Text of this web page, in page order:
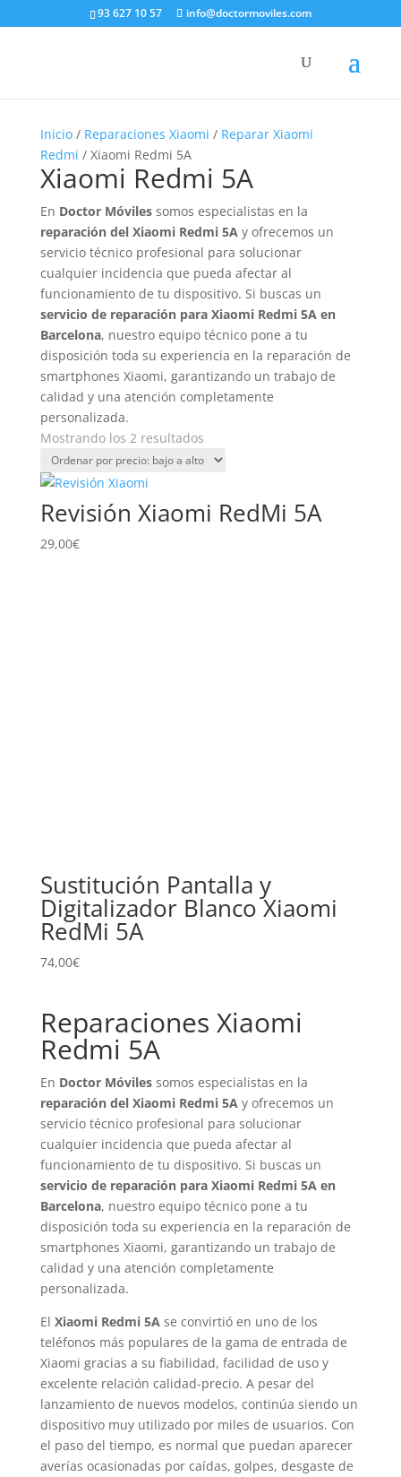
93 627 10 57 info@doctormoviles.com
Inicio/ Reparaciones Xiaomi / Reparar Xiaomi
Redmi / Xiaomi Redmi 5A
Xiaomi Redmi 5A
En Doctor Móvilessomos especialistas en la
reparación del Xiaomi Redmi 5Ay ofrecemos un
servicio técnico profesional para solucionar
cualquier incidencia que pueda afectar al
funcionamiento de tu dispositivo. Si buscas un
servicio de reparación para Xiaomi Redmi 5A en
Barcelona, nuestro equipo técnico pone a tu
disposición toda su experiencia en la reparación de
smartphones Xiaomi, garantizando un trabajo de
calidad y una atención completamente
personalizada.
Mostrando los 2 resultadosOrdenado
por
a
Revisión Xiaomi RedMi 5A
29,00€
Sustitución Pantalla y
Digitalizador Blanco Xiaomi
RedMi 5A
74,00€
Reparaciones Xiaomi
Redmi 5A
En Doctor Móvilessomos especialistas en la
reparación del Xiaomi Redmi 5Ay ofrecemos un
servicio técnico profesional para solucionar
cualquier incidencia que pueda afectar al
funcionamiento de tu dispositivo. Si buscas un
servicio de reparación para Xiaomi Redmi 5A en
Barcelona, nuestro equipo técnico pone a tu
disposición toda su experiencia en la reparación de
smartphones Xiaomi, garantizando un trabajo de
calidad y una atención completamente
personalizada.
El Xiaomi Redmi 5Ase convirtió en uno de los
teléfonos más populares de la gama de entrada de
Xiaomi gracias a su fiabilidad, facilidad de uso y
excelente relación calidad-precio. A pesar del
lanzamiento de nuevos modelos, continúa siendo un
dispositivo muy utilizado por miles de usuarios. Con
el paso del tiempo, es normal que puedan aparecer
averías ocasionadas por caídas, golpes, desgaste de